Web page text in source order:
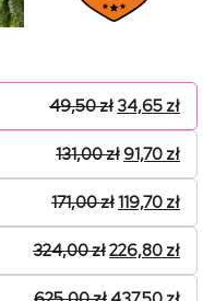
49,50zł 34,65 zł
131,00zł91,70 zł
171,00zł119,70 zł
324,00zł226,80 zł